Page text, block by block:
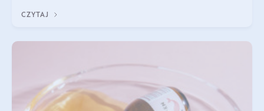
wysokiej jakości suplem
CZYTAJ